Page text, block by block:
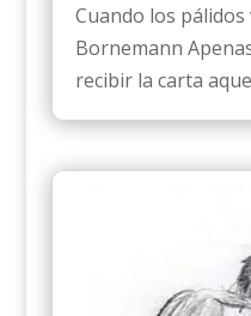
Cuando los
Bornemann
recibir la carta